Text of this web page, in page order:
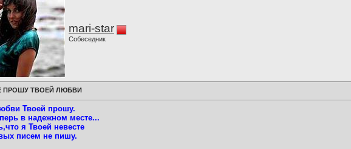
mari-star
Собеседник
ПРОШУ ТВОЕЙ ЛЮБВИ
Твоей прошу.
в надежном месте...
я Твоей невесте
писем не пишу.